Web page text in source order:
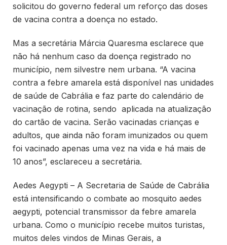
solicitou do governo federal um reforço das doses
de vacina contra a doença no estado.
Mas a secretária Márcia Quaresma esclarece que
não há nenhum caso da doença registrado no
município, nem silvestre nem urbana. “A vacina
contra a febre amarela está disponível nas unidades
de saúde de Cabrália e faz parte do calendário de
vacinação de rotina, sendo aplicada na atualização
do cartão de vacina. Serão vacinadas crianças e
adultos, que ainda não foram imunizados ou quem
foi vacinado apenas uma vez na vida e há mais de
10 anos”, esclareceu a secretária.
Aedes Aegypti – A Secretaria de Saúde de Cabrália
está intensificando o combate ao mosquito aedes
aegypti, potencial transmissor da febre amarela
urbana. Como o município recebe muitos turistas,
muitos deles vindos de Minas Gerais, a